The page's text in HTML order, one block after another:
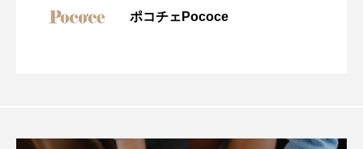
ポコチェPococe